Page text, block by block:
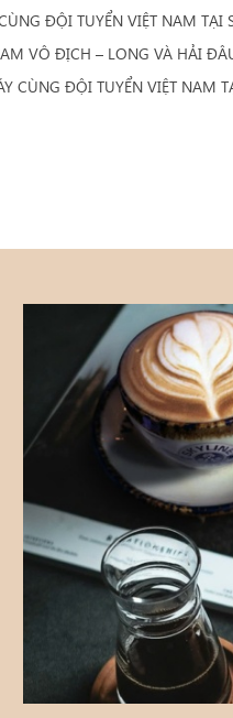
ĐỘI TUYỂN VIỆT NAM TẠI
VÔ ĐỊCH – LONG VÀ HẢI
CÙNG ĐỘI TUYỂN VIỆT NAM